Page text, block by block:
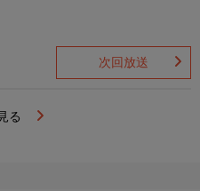
次回放送
見る